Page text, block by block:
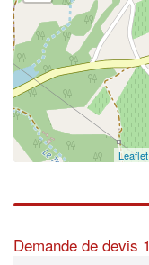
Leaflet
Demande de devis